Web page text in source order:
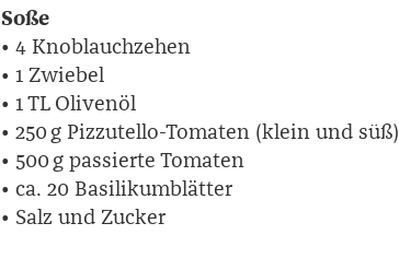
Soße
• 4 Knoblauchzehen
• 1 Zwiebel
• 1 TL Olivenöl
• 250 g Pizzutello-Tomaten (klein und süß)
• 500 g passierte Tomaten
• ca. 20 Basilikumblätter
• Salz und Zucker